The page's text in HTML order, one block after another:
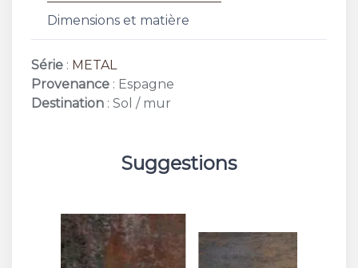
Dimensions et matière
Série : METAL
Provenance : Espagne
Destination : Sol / mur
Suggestions